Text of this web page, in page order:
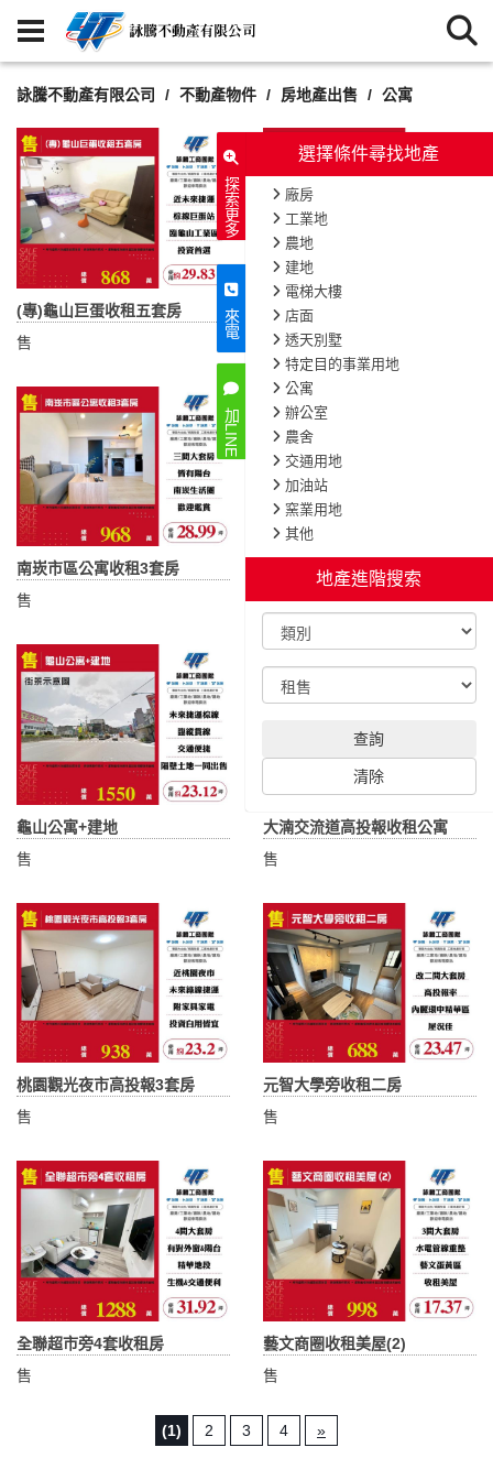
選擇條件尋找地產
廠房
工業地
農地
建地
電梯大樓
店面
透天別墅
特定目的事業用地
公寓
辦公室
農舍
交通用地
加油站
窯業用地
其他
地產進階搜索
查詢
清除
探索更多
來電
加LINE
詠騰不動產有限公司 不動產物件 房地產出售 公寓
(專)龜山巨蛋收租五套房
售
近桃園巨蛋低總價公寓
售
南崁市區公寓收租3套房
售
小檜溪重劃區旁收租三套房
售
龜山公寓+建地
售
大湳交流道高投報收租公寓
售
桃園觀光夜市高投報3套房
售
元智大學旁收租二房
售
全聯超市旁4套收租房
售
藝文商圈收租美屋(2)
售
(1) 2 3 4 »